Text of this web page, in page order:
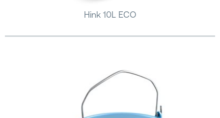
Hink 10L ECO